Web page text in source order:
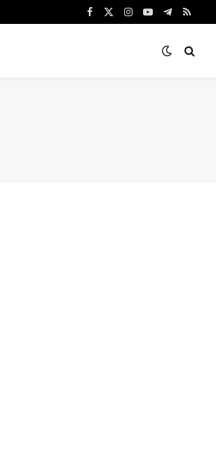
Facebook
X
Instagram
YouTube
Telegram
RSS